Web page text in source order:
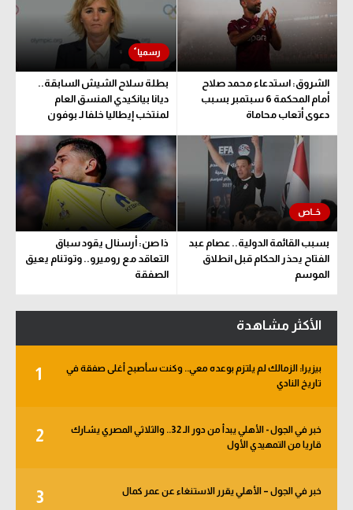
الشروق: استدعاء محمد صلاح
أمام المحكمة 6 سبتمبر بسبب
دعوى أتعاب محاماة
بطلة سلاح الشيش السابقة..
ديانا بيانكيدي المنسق العام
لمنتخب إيطاليا خلفا لـ بوفون
بسبب القائمة الدولية.. عصام عبد
الفتاح يحذر الحكام قبل انطلاق
الموسم
ذا صن: أرسنال يقود سباق
التعاقد مع روميرو.. وتوتنام يعيق
الصفقة
الأكثر مشاهدة
1
بيزيرا: الزمالك لم يلتزم بوعده معي.. وكنت سأصبح أغلى صفقة في
تاريخ النادي
2
خبر في الجول - الأهلي يبدأ من دور الـ 32.. والثلاثي المصري يشارك
قاريا من التمهيدي الأول
3 خبر في الجول – الأهلي يقرر الاستنغاء عن عمر كمال